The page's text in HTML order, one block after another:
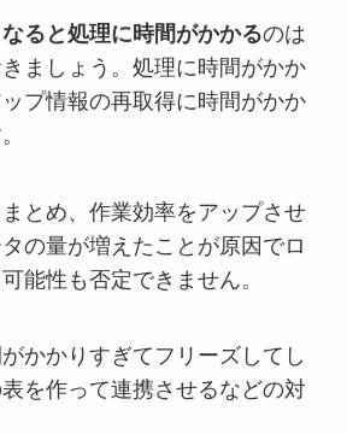
ると処理に時間がかかるのは
ましょう。処理に時間がかか
プ情報の再取得に時間がかか
とめ、作業効率をアップさせ
の量が増えたことが原因でロ
能性も否定できません。
かかりすぎてフリーズしてし
を作って連携させるなどの対